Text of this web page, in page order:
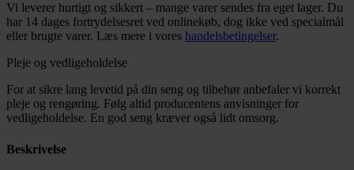
Vi leverer hurtigt og sikkert – mange varer sendes fra eget lager. Du
har 14 dages fortrydelsesret ved onlinekøb, dog ikke ved specialmål
eller brugte varer. Læs mere i vores handelsbetingelser.
Pleje og vedligeholdelse
For at sikre lang levetid på din seng og tilbehør anbefaler vi korrekt
pleje og rengøring. Følg altid producentens anvisninger for
vedligeholdelse. En god seng kræver også lidt omsorg.
Beskrivelse